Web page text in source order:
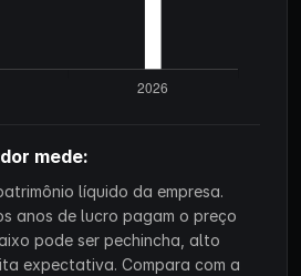
mede:
líquido da empresa.
anos de lucro pagam o preço
pode ser pechincha, alto
expectativa. Compara com a